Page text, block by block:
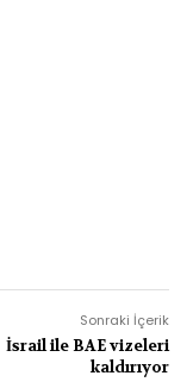
Sonraki İçerik
İsrail ile BAE vizeleri
kaldırıyor